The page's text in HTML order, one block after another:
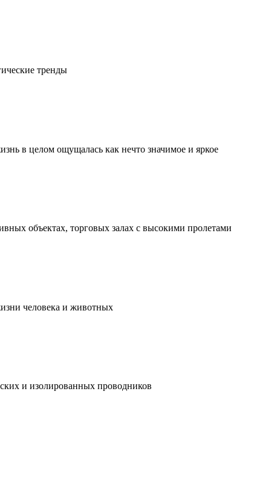
тренды
в целом ощущалась как нечто значимое и яркое
объектах, торговых залах с высокими пролетами
человека и животных
и изолированных проводников